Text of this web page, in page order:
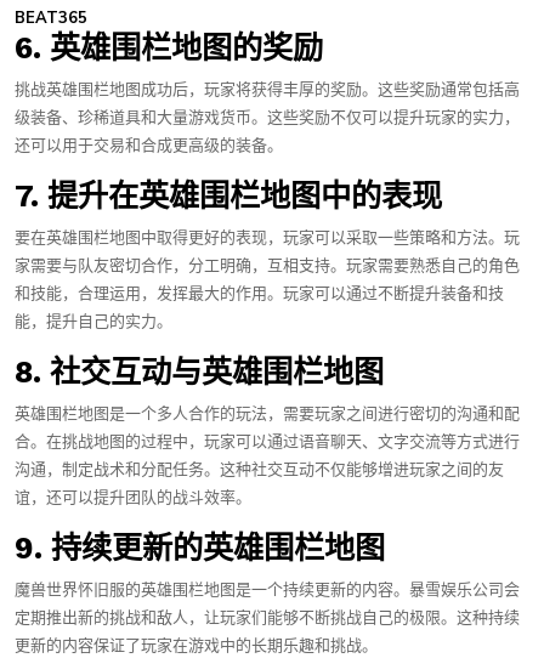
BEAT365
6. 英雄围栏地图的奖励
挑战英雄围栏地图成功后，玩家将获得丰厚的奖励。这些奖励通常包括高
级装备、珍稀道具和大量游戏货币。这些奖励不仅可以提升玩家的实力，
还可以用于交易和合成更高级的装备。
7. 提升在英雄围栏地图中的表现
要在英雄围栏地图中取得更好的表现，玩家可以采取一些策略和方法。玩
家需要与队友密切合作，分工明确，互相支持。玩家需要熟悉自己的角色
和技能，合理运用，发挥最大的作用。玩家可以通过不断提升装备和技
能，提升自己的实力。
8. 社交互动与英雄围栏地图
英雄围栏地图是一个多人合作的玩法，需要玩家之间进行密切的沟通和配
合。在挑战地图的过程中，玩家可以通过语音聊天、文字交流等方式进行
沟通，制定战术和分配任务。这种社交互动不仅能够增进玩家之间的友
谊，还可以提升团队的战斗效率。
9. 持续更新的英雄围栏地图
魔兽世界怀旧服的英雄围栏地图是一个持续更新的内容。暴雪娱乐公司会
定期推出新的挑战和敌人，让玩家们能够不断挑战自己的极限。这种持续
更新的内容保证了玩家在游戏中的长期乐趣和挑战。